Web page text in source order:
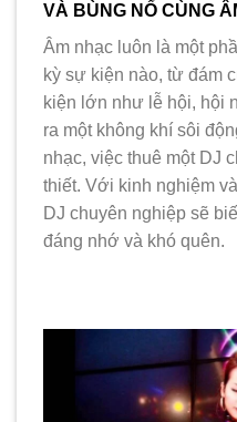
VÀ BÙNG NỔ CÙNG
Âm nhạc luôn là một
kỳ sự kiện nào, từ đám
kiện lớn như lễ hội, hội
ra một không khí sôi
nhạc, việc thuê một DJ
thiết. Với kinh nghiệm
DJ chuyên nghiệp sẽ
đáng nhớ và khó quên.